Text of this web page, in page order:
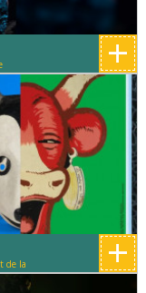
+
de la
+